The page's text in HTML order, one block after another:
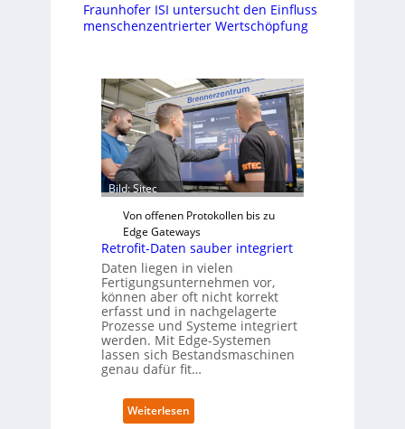
Fraunhofer ISI untersucht den Einfluss
menschenzentrierter Wertschöpfung
Bild: Sitec
Von offenen Protokollen bis zu
Edge Gateways
Retrofit-Daten sauber integriert
Daten liegen in vielen
Fertigungsunternehmen vor,
können aber oft nicht korrekt
erfasst und in nachgelagerte
Prozesse und Systeme integriert
werden. Mit Edge-Systemen
lassen sich Bestandsmaschinen
genau dafür fit…
Weiterlesen: